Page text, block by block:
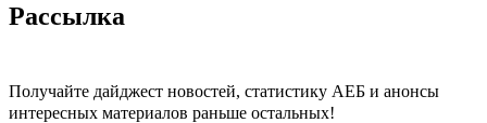
Рассылка
Получайте дайджест новостей, статистику АЕБ и анонсы
интересных материалов раньше остальных!